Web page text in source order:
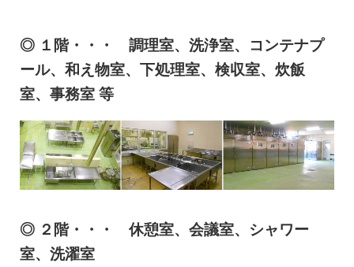
◎ １階・・・ 調理室、洗浄室、コンテナプ
ール、和え物室、下処理室、検収室、炊飯
室、事務室 等
◎ ２階・・・ 休憩室、会議室、シャワー
室、洗濯室